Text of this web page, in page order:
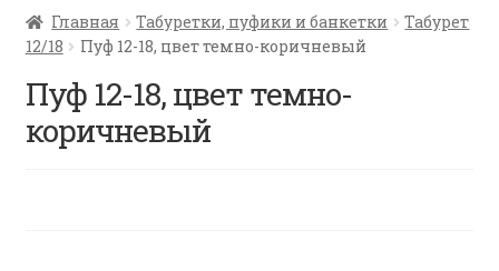
Все о ротанге
Ротанг оптом
Главная Табуретки, пуфики и банкетки
Табурет
12/18
Пуф 12-18, цвет темно-коричневый
Пуф 12-18, цвет темно-
коричневый